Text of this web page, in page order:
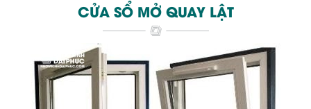
CỬA SỔ MỞ QUAY LẬT